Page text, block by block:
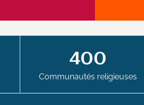
400
Communautés religieuses